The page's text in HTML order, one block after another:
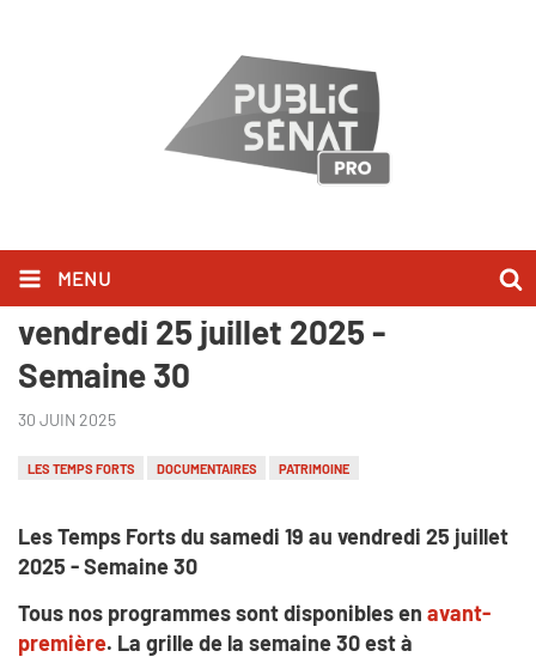
MENU
Les Temps Forts du samedi 19 au
vendredi 25 juillet 2025 -
Semaine 30
30 JUIN 2025
LES TEMPS FORTS DOCUMENTAIRES PATRIMOINE
Les Temps Forts du samedi 19 au vendredi 25 juillet
2025 - Semaine 30
Tous nos programmes sont disponibles en avant-
première. La grille de la semaine 30 est à